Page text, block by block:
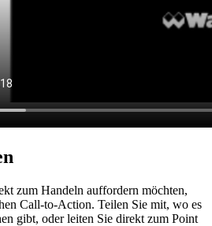
zum Handeln auffordern möchten,
Call-to-Action. Teilen Sie mit, wo es
gibt, oder leiten Sie direkt zum Point